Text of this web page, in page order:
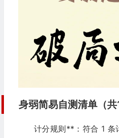
身弱简易自测清单（共
计分规则**：符合 1 条